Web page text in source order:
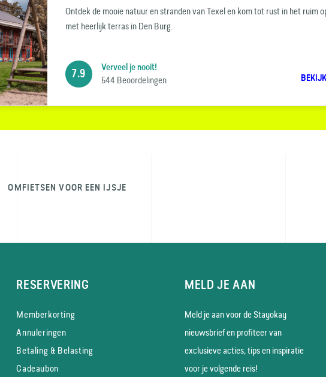
Ontdek de mooie natuur en stranden van Texel en kom tot rust in het ruim
met heerlijk terras in Den Burg.
7.9
Verveel je nooit!
544 Beoordelingen
OMFIETSEN VOOR EEN IJSJE
RESERVERING
Memberkorting
Annuleringen
Betaling & Belasting
Cadeaubon
MELD JE AAN
Meld je aan voor de Stayokay
nieuws­brief en profiteer van
exclusieve acties, tips en inspiratie
voor je volgende reis!